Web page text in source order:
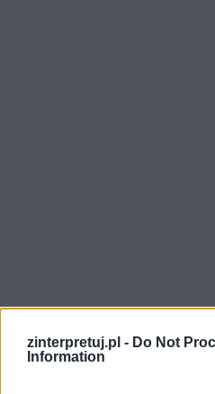
zinterpretuj.pl - Do Not
Information